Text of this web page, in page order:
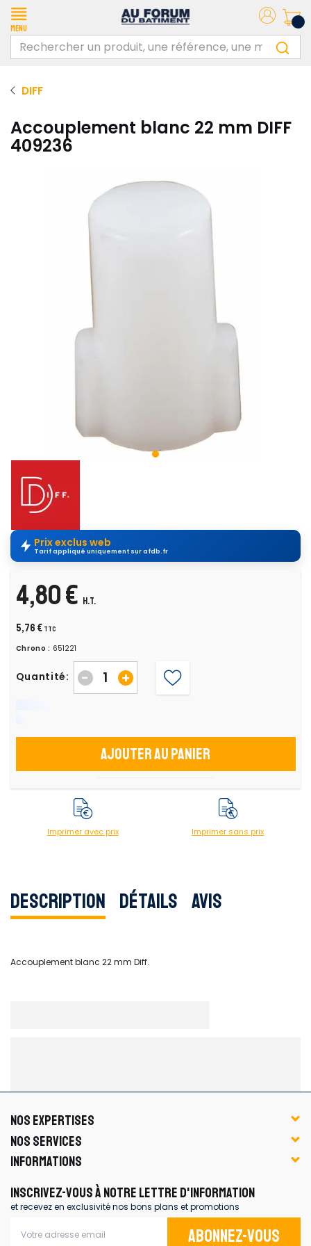
Menu
DIFF
Accouplement blanc 22 mm DIFF
409236
Prix exclus web
Tarif appliqué uniquement sur afdb.fr
4,80 € H.T.
5,76 € TTC
Chrono : 651221
Quantité: +
-
Ajouter au panier
Imprimer avec prix Imprimer sans prix
Description Détails Avis
Accouplement blanc 22 mm Diff.
NOS EXPERTISES
NOS SERVICES
INFORMATIONS
INSCRIVEZ-VOUS À NOTRE LETTRE D'INFORMATION
et recevez en exclusivité nos bons plans et promotions
Abonnez-vous